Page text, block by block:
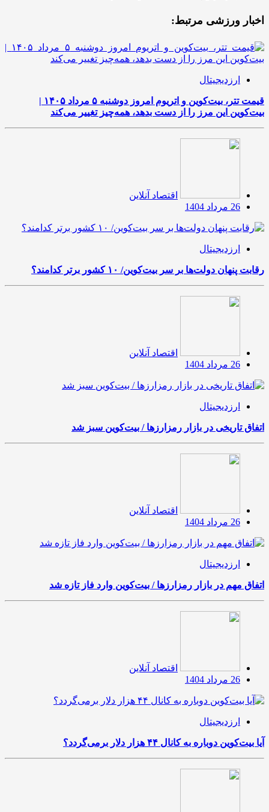
اخبار ورزشی مرتبط:
ارزدیجیتال
قیمت تتر، بیت‌کوین و اتریوم امروز دوشنبه ۵ مرداد ۱۴۰۵ |
بیت‌کوین این مرز را از دست بدهد، همه‌چیز تغییر می‌کند
اقتصاد آنلاین
26 مرداد 1404
ارزدیجیتال
رقابت پنهان دولت‌ها بر سر بیت‌کوین/ ۱۰ کشور برتر کدامند؟
اقتصاد آنلاین
26 مرداد 1404
ارزدیجیتال
اتفاق تاریخی در بازار رمزارزها / بیت‌کوین سبز شد
اقتصاد آنلاین
26 مرداد 1404
ارزدیجیتال
اتفاق مهم در بازار رمزارزها / بیت‌کوین وارد فاز تازه شد
اقتصاد آنلاین
26 مرداد 1404
ارزدیجیتال
آیا بیت‌کوین دوباره به کانال ۴۴ هزار دلار برمی‌گردد؟